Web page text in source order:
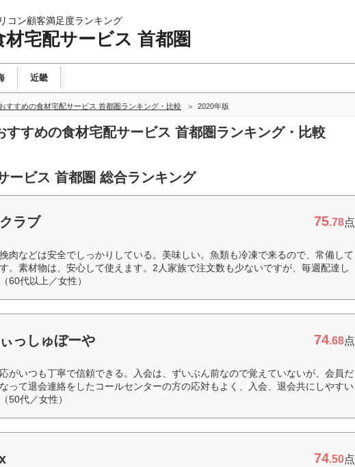
コン顧客満足度ランキング
材宅配サービス 首都圏
近畿
おすすめの食材宅配サービス 首都圏ランキング・比較 2020年版
すすめの食材宅配サービス 首都圏ランキング・比較
ービス 首都圏 総合ランキング
ラブ 75.78点
肉などは安全でしっかりしている。美味しい。魚類も冷凍で来るので、常備して
。素材物は、安心して使えます。2人家族で注文数も少ないですが、毎週配達し
60代以上／女性）
っしゅぼーや 74.68点
がいつも丁寧で信頼できる。入会は、ずいぶん前なので覚えていないが、会員だ
って退会連絡をしたコールセンターの方の応対もよく、入会、退会共にしやすい
50代／女性）
74.50点